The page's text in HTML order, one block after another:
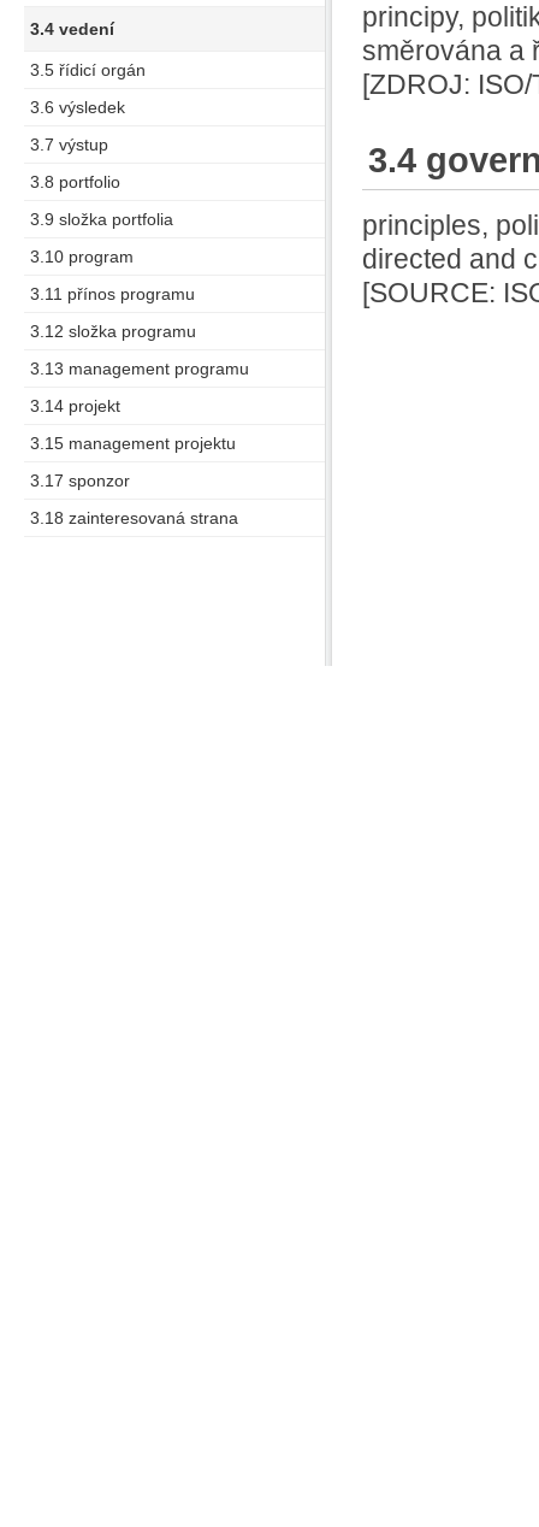
3.4 vedení
3.5 řídicí orgán
3.6 výsledek
3.7 výstup
3.8 portfolio
3.9 složka portfolia
3.10 program
3.11 přínos programu
3.12 složka programu
3.13 management programu
3.14 projekt
3.15 management projektu
3.17 sponzor
3.18 zainteresovaná strana
principy,
směrována a
[ZDROJ:
3.4
principles,
directed and
[SOURCE: